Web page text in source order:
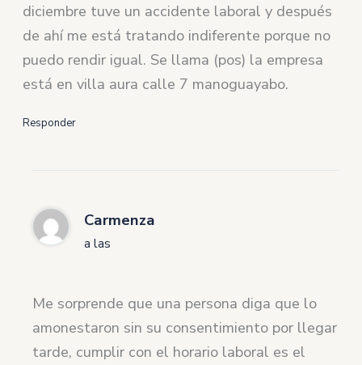
diciembre tuve un accidente laboral y después
de ahí me está tratando indiferente porque no
puedo rendir igual. Se llama (pos) la empresa
está en villa aura calle 7 manoguayabo.
Responder
Carmenza
a las
Me sorprende que una persona diga que lo
amonestaron sin su consentimiento por llegar
tarde, cumplir con el horario laboral es el